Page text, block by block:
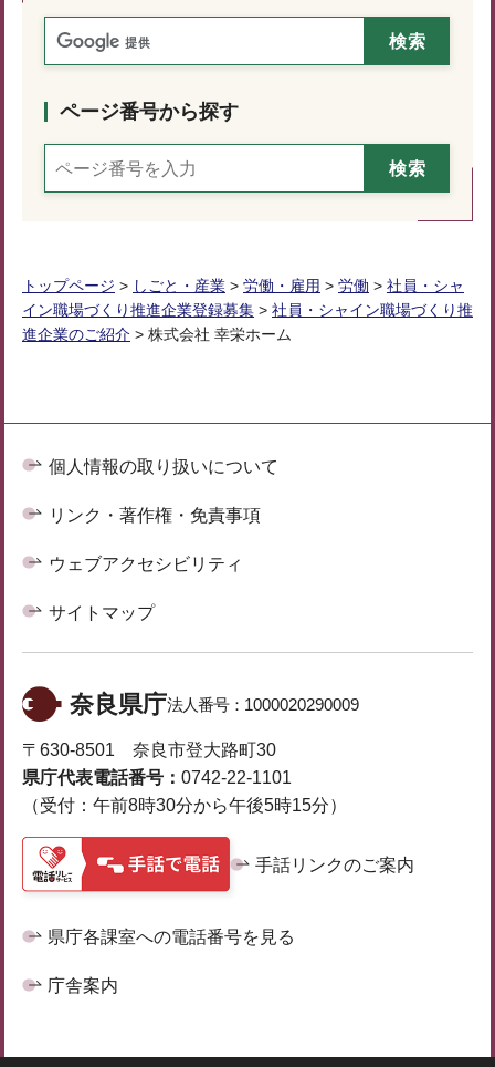
ページ番号から探す
トップページ > しごと・産業 > 労働・雇用 > 労働 > 社員・シャ
イン職場づくり推進企業登録募集 > 社員・シャイン職場づくり推
進企業のご紹介 > 株式会社 幸栄ホーム
個人情報の取り扱いについて
リンク・著作権・免責事項
ウェブアクセシビリティ
サイトマップ
奈良県庁法人番号： 1000020290009
〒630-8501 奈良市登大路町30
県庁代表電話番号： 0742-22-1101
（受付：午前8時30分から午後5時15分）
手話リンクのご案内
県庁各課室への電話番号を見る
庁舎案内